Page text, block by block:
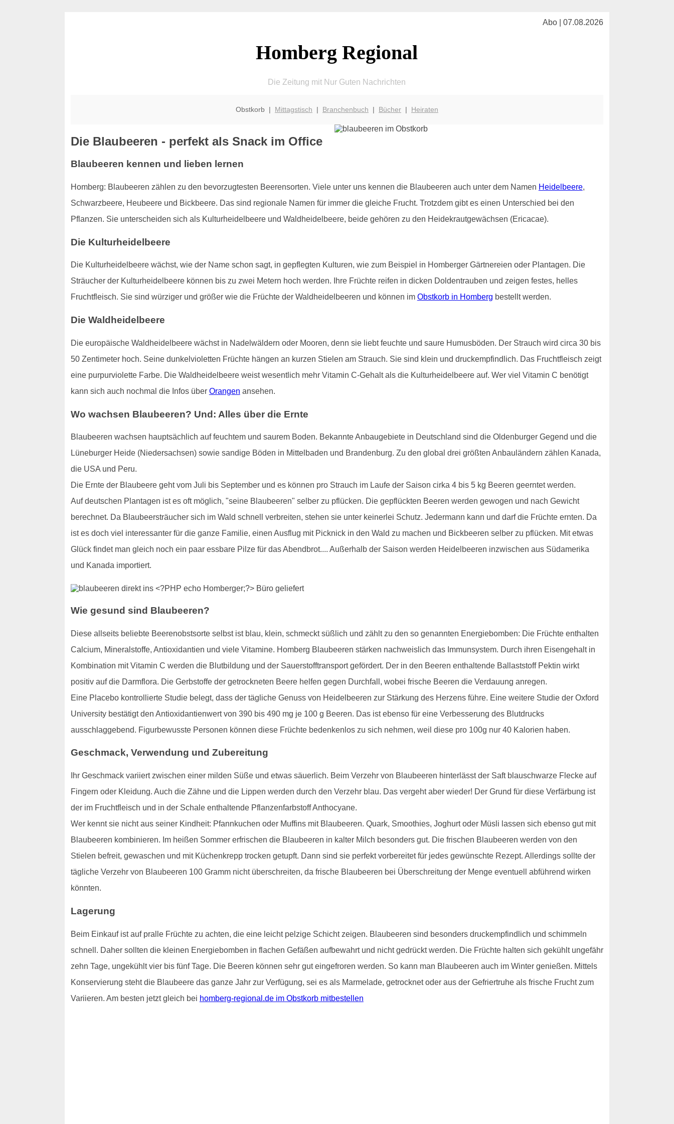
Abo | 07.08.2026
Homberg Regional
Die Zeitung mit Nur Guten Nachrichten
Obstkorb | Mittagstisch | Branchenbuch | Bücher| Heiraten
Die Blaubeeren - perfekt als Snack im Office
Blaubeeren kennen und lieben lernen
Homberg: Blaubeeren zählen zu den bevorzugtesten Beerensorten. Viele unter uns kennen die Blaubeeren auch unter dem Namen Heidelbeere,
Schwarzbeere, Heubeere und Bickbeere. Das sind regionale Namen für immer die gleiche Frucht. Trotzdem gibt es einen Unterschied bei den
Pflanzen. Sie unterscheiden sich als Kulturheidelbeere und Waldheidelbeere, beide gehören zu den Heidekrautgewächsen (Ericacae).
Die Kulturheidelbeere
Die Kulturheidelbeere wächst, wie der Name schon sagt, in gepflegten Kulturen, wie zum Beispiel in Homberger Gärtnereien oder Plantagen. Die
Sträucher der Kulturheidelbeere können bis zu zwei Metern hoch werden. Ihre Früchte reifen in dicken Doldentrauben und zeigen festes, helles
Fruchtfleisch. Sie sind würziger und größer wie die Früchte der Waldheidelbeeren und können im Obstkorb in Homberg bestellt werden.
Die Waldheidelbeere
Die europäische Waldheidelbeere wächst in Nadelwäldern oder Mooren, denn sie liebt feuchte und saure Humusböden. Der Strauch wird circa 30 bis
50 Zentimeter hoch. Seine dunkelvioletten Früchte hängen an kurzen Stielen am Strauch. Sie sind klein und druckempfindlich. Das Fruchtfleisch zeigt
eine purpurviolette Farbe. Die Waldheidelbeere weist wesentlich mehr Vitamin C-Gehalt als die Kulturheidelbeere auf. Wer viel Vitamin C benötigt
kann sich auch nochmal die Infos über Orangen ansehen.
Wo wachsen Blaubeeren? Und: Alles über die Ernte
Blaubeeren wachsen hauptsächlich auf feuchtem und saurem Boden. Bekannte Anbaugebiete in Deutschland sind die Oldenburger Gegend und die
Lüneburger Heide (Niedersachsen) sowie sandige Böden in Mittelbaden und Brandenburg. Zu den global drei größten Anbauländern zählen Kanada,
die USA und Peru.
Die Ernte der Blaubeere geht vom Juli bis September und es können pro Strauch im Laufe der Saison cirka 4 bis 5 kg Beeren geerntet werden.
Auf deutschen Plantagen ist es oft möglich, "seine Blaubeeren" selber zu pflücken. Die gepflückten Beeren werden gewogen und nach Gewicht
berechnet. Da Blaubeersträucher sich im Wald schnell verbreiten, stehen sie unter keinerlei Schutz. Jedermann kann und darf die Früchte ernten. Da
ist es doch viel interessanter für die ganze Familie, einen Ausflug mit Picknick in den Wald zu machen und Bickbeeren selber zu pflücken. Mit etwas
Glück findet man gleich noch ein paar essbare Pilze für das Abendbrot.... Außerhalb der Saison werden Heidelbeeren inzwischen aus Südamerika
und Kanada importiert.
Wie gesund sind Blaubeeren?
Diese allseits beliebte Beerenobstsorte selbst ist blau, klein, schmeckt süßlich und zählt zu den so genannten Energiebomben: Die Früchte enthalten
Calcium, Mineralstoffe, Antioxidantien und viele Vitamine. Homberg Blaubeeren stärken nachweislich das Immunsystem. Durch ihren Eisengehalt in
Kombination mit Vitamin C werden die Blutbildung und der Sauerstofftransport gefördert. Der in den Beeren enthaltende Ballaststoff Pektin wirkt
positiv auf die Darmflora. Die Gerbstoffe der getrockneten Beere helfen gegen Durchfall, wobei frische Beeren die Verdauung anregen.
Eine Placebo kontrollierte Studie belegt, dass der tägliche Genuss von Heidelbeeren zur Stärkung des Herzens führe. Eine weitere Studie der Oxford
University bestätigt den Antioxidantienwert von 390 bis 490 mg je 100 g Beeren. Das ist ebenso für eine Verbesserung des Blutdrucks
ausschlaggebend. Figurbewusste Personen können diese Früchte bedenkenlos zu sich nehmen, weil diese pro 100g nur 40 Kalorien haben.
Geschmack, Verwendung und Zubereitung
Ihr Geschmack variiert zwischen einer milden Süße und etwas säuerlich. Beim Verzehr von Blaubeeren hinterlässt der Saft blauschwarze Flecke auf
Fingern oder Kleidung. Auch die Zähne und die Lippen werden durch den Verzehr blau. Das vergeht aber wieder! Der Grund für diese Verfärbung ist
der im Fruchtfleisch und in der Schale enthaltende Pflanzenfarbstoff Anthocyane.
Wer kennt sie nicht aus seiner Kindheit: Pfannkuchen oder Muffins mit Blaubeeren. Quark, Smoothies, Joghurt oder Müsli lassen sich ebenso gut mit
Blaubeeren kombinieren. Im heißen Sommer erfrischen die Blaubeeren in kalter Milch besonders gut. Die frischen Blaubeeren werden von den
Stielen befreit, gewaschen und mit Küchenkrepp trocken getupft. Dann sind sie perfekt vorbereitet für jedes gewünschte Rezept. Allerdings sollte der
tägliche Verzehr von Blaubeeren 100 Gramm nicht überschreiten, da frische Blaubeeren bei Überschreitung der Menge eventuell abführend wirken
könnten.
Lagerung
Beim Einkauf ist auf pralle Früchte zu achten, die eine leicht pelzige Schicht zeigen. Blaubeeren sind besonders druckempfindlich und schimmeln
schnell. Daher sollten die kleinen Energiebomben in flachen Gefäßen aufbewahrt und nicht gedrückt werden. Die Früchte halten sich gekühlt ungefähr
zehn Tage, ungekühlt vier bis fünf Tage. Die Beeren können sehr gut eingefroren werden. So kann man Blaubeeren auch im Winter genießen. Mittels
Konservierung steht die Blaubeere das ganze Jahr zur Verfügung, sei es als Marmelade, getrocknet oder aus der Gefriertruhe als frische Frucht zum
Variieren. Am besten jetzt gleich bei homberg-regional.de im Obstkorb mitbestellen